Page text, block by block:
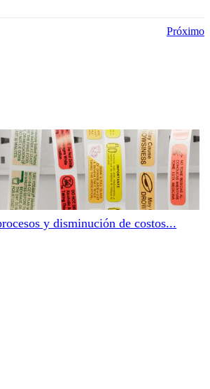
Próximo
y disminución de costos...